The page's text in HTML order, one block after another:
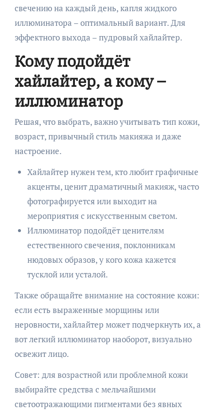
свечению на каждый день, капля жидкого
иллюминатора – оптимальный вариант. Для
эффектного выхода – пудровый хайлайтер.
Кому подойдёт
хайлайтер, а кому –
иллюминатор
Решая, что выбрать, важно учитывать тип кожи,
возраст, привычный стиль макияжа и даже
настроение.
Хайлайтер нужен тем, кто любит графичные
акценты, ценит драматичный макияж, часто
фотографируется или выходит на
мероприятия с искусственным светом.
Иллюминатор подойдёт ценителям
естественного свечения, поклонникам
нюдовых образов, у кого кожа кажется
тусклой или усталой.
Также обращайте внимание на состояние кожи:
если есть выраженные морщины или
неровности, хайлайтер может подчеркнуть их, а
вот легкий иллюминатор наоборот, визуально
освежит лицо.
Совет: для возрастной или проблемной кожи
выбирайте средства с мельчайшими
светоотражающими пигментами без явных